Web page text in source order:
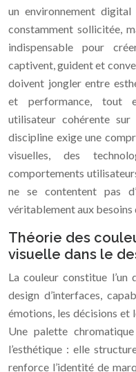
un environnement
constamment sollicitée,
indispensable pour
captivent, guident et
doivent jongler entre
et performance, tout
utilisateur cohérente sur
discipline exige une
visuelles, des
comportements
ne se contentent pas
véritablement aux besoins
Théorie des
visuelle dans le
La couleur constitue l’un
design d’interfaces,
émotions, les décisions et
Une palette
l’esthétique : elle
renforce l’identité de